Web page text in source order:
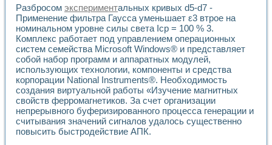
Автоматизация контроля сварных швов на базе
Измерительный контроль с применением
Моделирование надежности и эффективности систем
Лабораторные практикумы и учебные стенды
Автоматизация лабораторного стенда по измерению
Автоматизированные лабораторные комплексы для
Виртуальный прибор для исследования нелинейных
Использование виртуальных приборов в процесе
Использование программ ELECTRONICS WORKBENCH-
Лабораторный практикум по дисциплине «Цифровые
Лабораторный практикум по ИНС на основе LabVIEW
Лабораторный практикум по основам теории коммутации
Разбросом экспериментальных кривых d5-d7 -
Применение фильтра Гаусса уменьшает ε3 втрое на
номинальном уровне силы света Iср = 100 % 3.
Комплекс работает под управлением операционных
систем семейства Microsoft Windows® и представляет
собой набор программ и аппаратных модулей,
использующих технологии, компоненты и средства
корпорации National Instruments®. Необходимость
создания виртуальной работы «Изучение магнитных
свойств ферромагнетиков. За счет организации
непрерывного буферизированного процесса генерации и
считывания значений сигналов удалось существенно
повысить быстродействие АПК.